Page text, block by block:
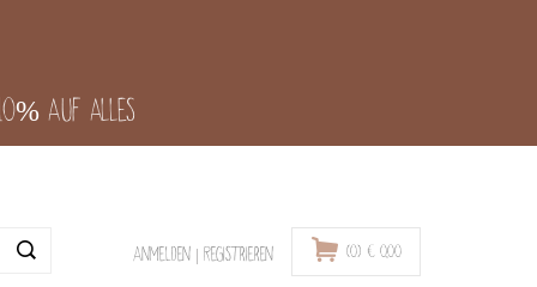
auf alles
Anmelden | Registrieren (0) € 0,00